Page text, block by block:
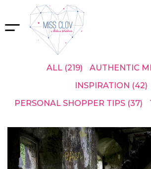
ALL (219) AUTHENTIC
INSPIRATION (42)
PERSONAL SHOPPER TIPS (37)